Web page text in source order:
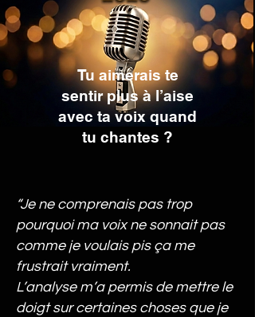
Tu aimerais te
sentir plus à l’aise
avec ta voix quand
tu chantes ?
“Je ne comprenais pas trop
pourquoi ma voix ne sonnait pas
comme je voulais pis ça me
frustrait vraiment.
L’analyse m’a permis de mettre le
doigt sur certaines choses que je